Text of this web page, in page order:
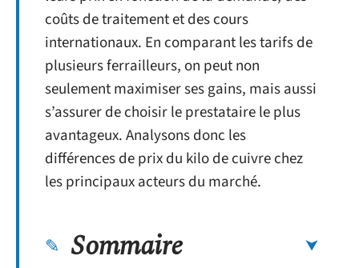
coûts de traitement et des cours
internationaux. En comparant les tarifs de
plusieurs ferrailleurs, on peut non
seulement maximiser ses gains, mais aussi
s’assurer de choisir le prestataire le plus
avantageux. Analysons donc les
différences de prix du kilo de cuivre chez
les principaux acteurs du marché.
Sommaire